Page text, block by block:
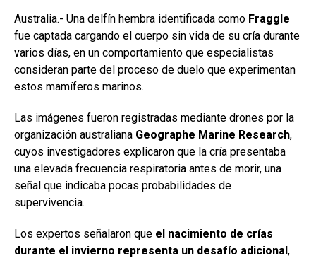
Australia.- Una delfín hembra identificada como Fraggle
fue captada cargando el cuerpo sin vida de su cría durante
varios días, en un comportamiento que especialistas
consideran parte del proceso de duelo que experimentan
estos mamíferos marinos.
Las imágenes fueron registradas mediante drones por la
organización australiana Geographe Marine Research,
cuyos investigadores explicaron que la cría presentaba
una elevada frecuencia respiratoria antes de morir, una
señal que indicaba pocas probabilidades de
supervivencia.
Los expertos señalaron que el nacimiento de crías
durante el invierno representa un desafío adicional,